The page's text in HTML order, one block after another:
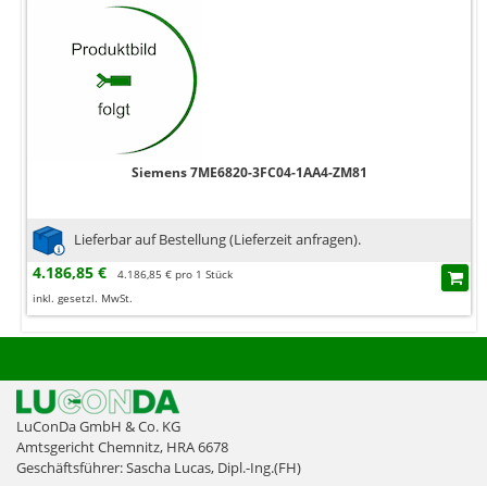
Siemens 7ME6820-3FC04-1AA4-ZM81
Lieferbar auf Bestellung (Lieferzeit anfragen).
4.186,85 €
4.186,85 € pro 1 Stück
inkl. gesetzl. MwSt.
LuConDa GmbH & Co. KG
Amtsgericht Chemnitz, HRA 6678
Geschäftsführer: Sascha Lucas, Dipl.-Ing.(FH)